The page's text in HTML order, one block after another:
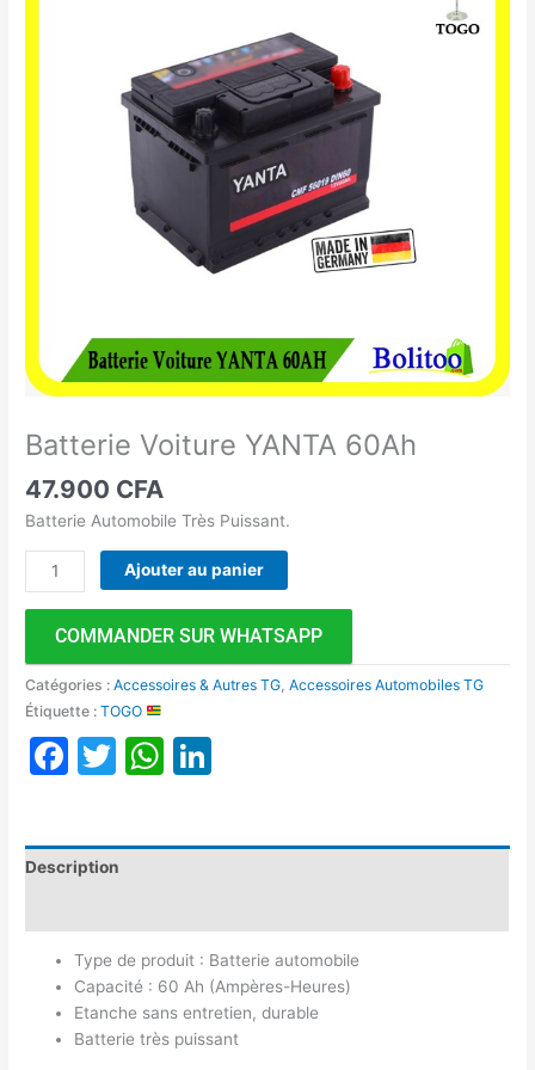
Batterie Voiture YANTA 60Ah
47.900 CFA
Batterie Automobile Très Puissant.
Ajouter au panier
COMMANDER SUR WHATSAPP
Catégories :Accessoires & Autres TG ,Accessoires Automobiles TG
Étiquette :TOGO
Facebook
TwitterWhatsApp
Description
Type de produit : Batterie automobile
Capacité : 60 Ah (Ampères-Heures)
Etanche sans entretien, durable
Batterie très puissant